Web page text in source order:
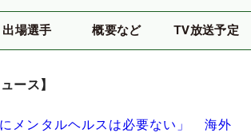
出場選手 概要など TV放送予定
ース】
にメンタルヘルスは必要ない」 海外